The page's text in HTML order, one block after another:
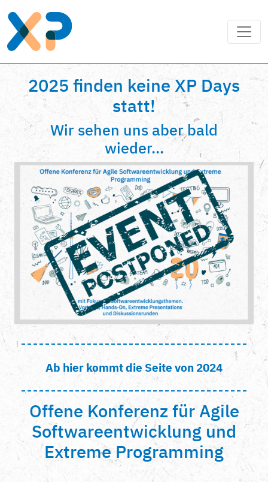
2025 finden keine XP Days
statt!
Wir sehen uns aber bald
wieder...
Ab hier kommt die Seite von 2024
Offene Konferenz für Agile
Softwareentwicklung und
Extreme Programming